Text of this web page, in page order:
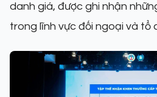
danh giá, được ghi nhận
trong lĩnh vực đối ngoại và tổ